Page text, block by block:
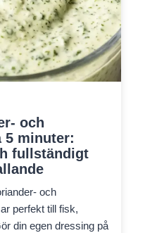
och
5 minuter:
fullständigt
och
perfekt till fisk,
din egen dressing på